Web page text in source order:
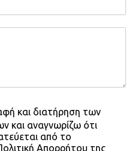
και διατήρηση των
και αναγνωρίζω ότι
από το
Απορρήτου της